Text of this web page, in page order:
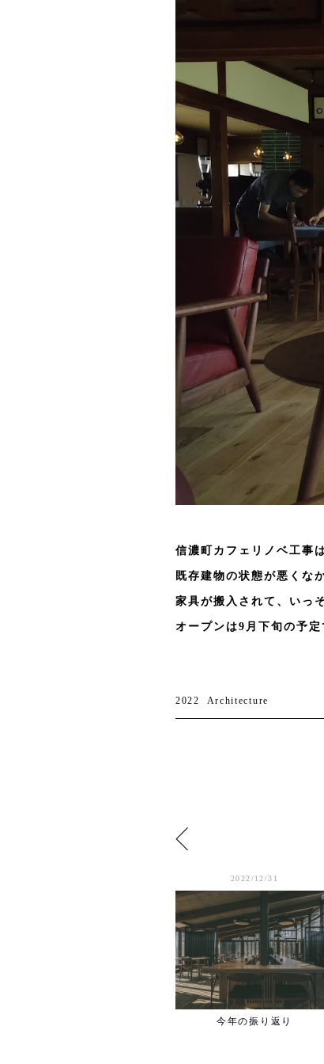
信濃町カフェリノベ工事
既存建物の状態が悪くな
家具が搬入されて、いっ
オープンは9月下旬の予
2022 Architecture
2022/12/31
今年の振り返り